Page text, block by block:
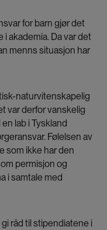
for barn gjør det
akademia. Da var det
menns situasjon har
naturvitenskapelig
var derfor vanskelig
lab i Tyskland
Følelsen av
som ikke har den
permisjon og
i samtale med
råd til stipendiatene i